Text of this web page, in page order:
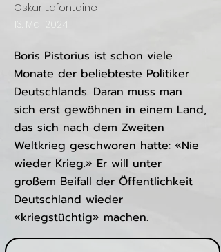
Oskar Lafontaine
13. Mai 2024
Boris Pistorius ist schon viele
Monate der beliebteste Politiker
Deutschlands. Daran muss man
sich erst gewöhnen in einem Land,
das sich nach dem Zweiten
Weltkrieg geschworen hatte: «Nie
wieder Krieg.» Er will unter
großem Beifall der Öffentlichkeit
Deutschland wieder
«kriegstüchtig» machen.